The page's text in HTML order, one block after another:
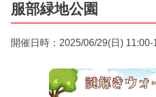
服部緑地公園
開催日時：2025/06/29(日) 11:00-